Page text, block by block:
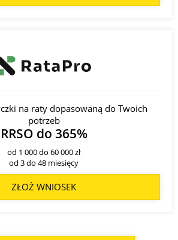
na raty dopasowaną do Twoich
potrzeb
RRSO do 365%
od 1 000 do 60 000 zł
od 3 do 48 miesięcy
ZŁOŻ WNIOSEK